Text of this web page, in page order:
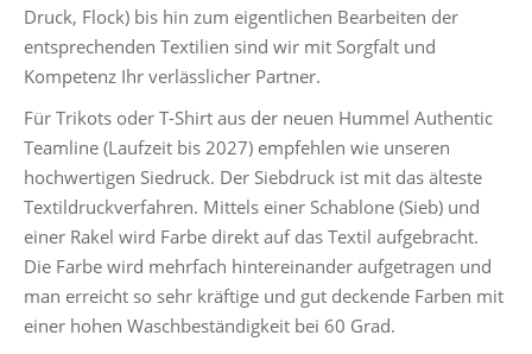
Druck, Flock) bis hin zum eigentlichen Bearbeiten der
entsprechenden Textilien sind wir mit Sorgfalt und
Kompetenz Ihr verlässlicher Partner.
Für Trikots oder T-Shirt aus der neuen Hummel Authentic
Teamline (Laufzeit bis 2027) empfehlen wie unseren
hochwertigen Siedruck. Der Siebdruck ist mit das älteste
Textildruckverfahren. Mittels einer Schablone (Sieb) und
einer Rakel wird Farbe direkt auf das Textil aufgebracht.
Die Farbe wird mehrfach hintereinander aufgetragen und
man erreicht so sehr kräftige und gut deckende Farben mit
einer hohen Waschbeständigkeit bei 60 Grad.